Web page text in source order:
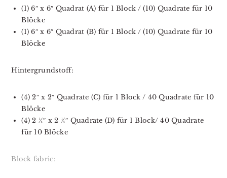
(1) 6″ x 6″ Quadrat (A) für 1 Block / (10) Quadrate für 10
Blöcke
(1) 6″ x 6″ Quadrat (B) für 1 Block / (10) Quadrate für 10
Blöcke
Hintergrundstoff:
(4) 2″ x 2″ Quadrate (C) für 1 Block / 40 Quadrate für 10
Blöcke
(4) 2 ¼″ x 2 ¼″ Quadrate (D) für 1 Block/ 40 Quadrate
für 10 Blöcke
Block fabric: